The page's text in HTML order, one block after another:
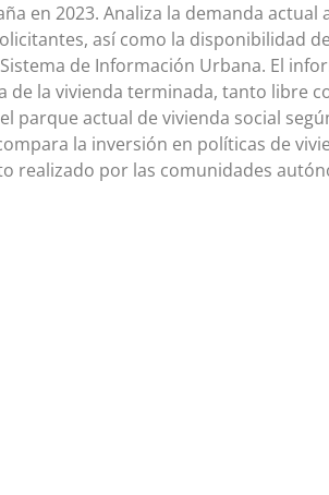
en 2023. Analiza la demanda
así como la disponibilidad
de Información Urbana. El
de la vivienda terminada, tanto libre
parque actual de vivienda social
la inversión en políticas de
realizado por las comunidades